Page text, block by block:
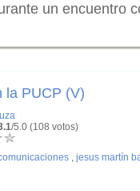
un encuentro
la PUCP (V)
/5.0 (108 votos)
, jesus martín